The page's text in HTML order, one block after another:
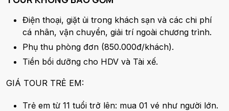
Điện thoại, giặt ủi trong khách sạn và các chi phí
cá nhân, vận chuyển, giải trí ngoài chương trình.
Phụ thu phòng đơn (850.000đ/khách).
Tiền bồi dưỡng cho HDV và Tài xế.
GIÁ TOUR TRẺ EM:
Trẻ em từ 11 tuổi trở lên: mua 01 vé như người lớn.